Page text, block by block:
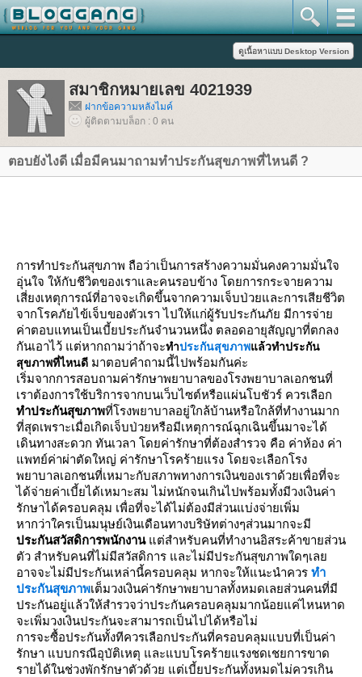
สมาชิกหมายเลข 4021939
ฝากข้อความหลังไมค์
ผู้ติดตามบล็อก : 0 คน
ตอบยังไงดี เมื่อมีคนมาถามทำประกันสุขภาพที่ไหนดี ?
การทำประกันสุขภาพ ถือว่าเป็นการสร้างความมั่นคงความมั่นใจ
อุ่นใจ ให้กับชีวิตของเราและคนรอบข้าง โดยการกระจายความ
เสี่ยงเหตุการณ์ที่อาจจะเกิดขึ้นจากความเจ็บป่วยและการเสียชีวิต
จากโรคภัยไข้เจ็บของตัวเรา ไปให้แก่ผู้รับประกันภัย มีการจ่า
ค่าตอบแทนเป็นเบี้ยประกันจำนวนหนึ่ง ตลอดอายุสัญญาที่ตกลง
กันเอาไว้ แต่หากถามว่าถ้าจะทำประกันสุขภาพล้วทำประกัน
สุขภาพที่ไหนดี มาตอบคำถามนี้ไปพร้อมกันค่ะ
เริ่มจากการสอบถามค่ารักษาพยาบาลของโรงพยาบาลเอกชนที่
เราต้องการใช้บริการจากบนเว็บไซต์หรือแผ่นโบชัวร์ ควรเลือก
ทำประกันสุขภาพที่โรงพยาบาลอยู่ใกล้บ้านหรือใกล้ที่ทำงานมาก
ที่สุดเพราะเมื่อเกิดเจ็บป่วยหรือมีเหตุการณ์ฉุกเฉินขึ้นมาจะได้
เดินทางสะดวก ทันเวลา โดยค่ารักษาที่ต้องสำรวจ คือ ค่าห้อง ค่า
พทย์ค่าผ่าตัดใหญ่ ค่ารักษาโรคร้ายแรง โดยจะเลือกโรง
พยาบาลเอกชนที่เหมาะกับสภาพทางการเงินของเราด้วยเพื่อที่จะ
ได้จ่ายค่าเบี้ยได้เหมาะสม ไม่หนักจนเกินไปพร้อมทั้งมีวงเงินค่า
รักษาได้ครอบคลุม เพื่อที่จะได้ไม่ต้องมีส่วนแบ่งจ่ายเพิ่ม
หากว่าใครเป็นมนุษย์เงินเดือนทางบริษัทต่างๆส่วนมากจะมี
ประกันสวัสดิการพนักงาน ต่สำหรับคนที่ทำงานอิสระค้าขายส่วน
ตัว สำหรับคนที่ไม่มีสวัสดิการ และไม่มีประกันสุขภาพใดๆเล
อาจจะไม่มีประกันเหล่านี้ครอบคลุม หากจะให้แนะนำควร ทำ
ประกันสุขภาพเต็มวงเงินค่ารักษาพยาบาลทั้งหมดเลยส่วนคนที่มี
ประกันอยู่แล้วให้สำรวจว่าประกันครอบคลุมมากน้อยแค่ไหนหาด
จะเพิ่มวงเงินประกันจะสามารถเป็นไปได้หรือไม่
การจะซื้อประกันทั้งทีควรเลือกประกันที่ครอบคลุมแบบที่เป็นค่า
รักษา แบบกรณีอุบัติเหตุ และแบบโรคร้ายแรงชดเชยการขาด
รายได้ในช่วงพักรักษาตัวด้วย แต่เบี้ยประกันทั้งหมดไม่ควรเกิน